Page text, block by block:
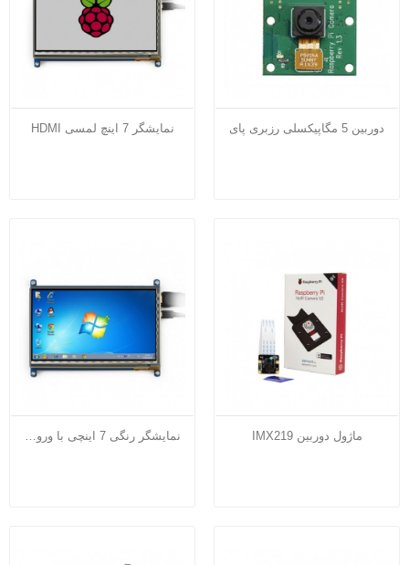
دوربین 5 مگاپیکسلی رزبری پای نمایشگر 7 اینچ لمسی HDMI
ماژول دوربین IMX219 نمایشگر رنگی 7 اینچی با ورودی HDMI